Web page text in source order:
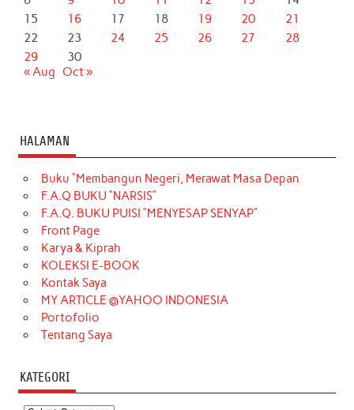
15
16 17 18 19 20
21
22
23 24 25 26 27
28
29
30
« Aug
Oct »
HALAMAN
Buku “Membangun Negeri, Merawat Masa Depan
F.A.Q BUKU “NARSIS”
F.A.Q. BUKU PUISI “MENYESAP SENYAP”
Front Page
Karya & Kiprah
KOLEKSI E-BOOK
Kontak Saya
MY ARTICLE @YAHOO INDONESIA
Portofolio
Tentang Saya
KATEGORI